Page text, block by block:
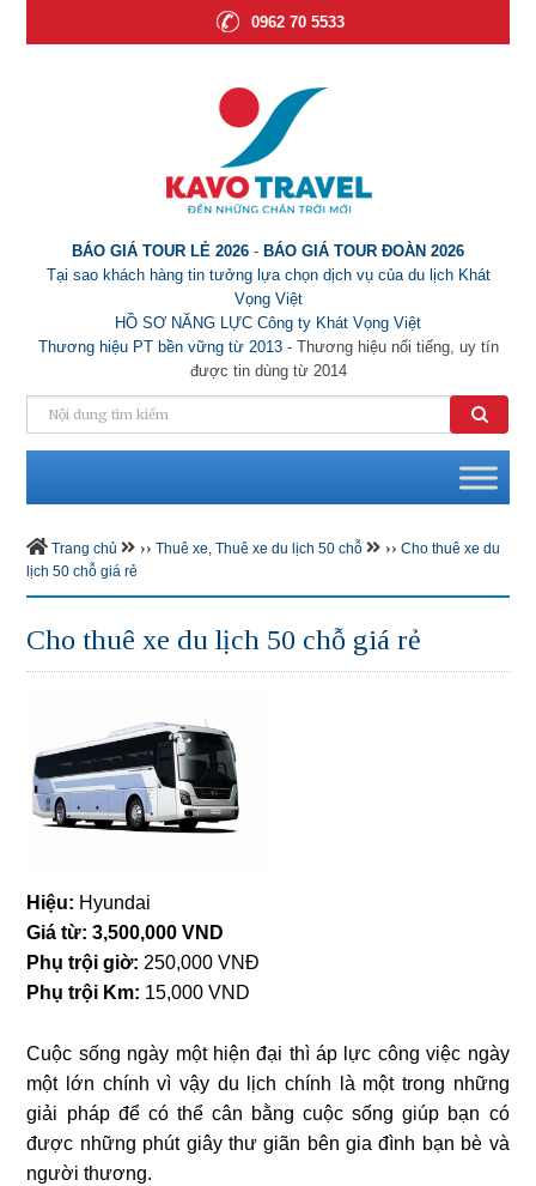
0962 70 5533
BÁO GIÁ TOUR LẺ 2026 - BÁO GIÁ TOUR ĐOÀN 2026
Tại sao khách hàng tin tưởng lựa chọn dịch vụ của du lịch Khát
Vọng Việt
HỒ SƠ NĂNG LỰC Công ty Khát Vọng Việt
Thương hiệu PT bền vững từ 2013- Thương hiệu nổi tiếng, uy tín
được tin dùng từ 2014
Trang chủ ›› Thuê xe,Thuê xe du lịch 50 chỗ ›› Cho thuê xe du
lịch 50 chỗ giá rẻ
Cho thuê xe du lịch 50 chỗ giá rẻ
Hiệu: Hyundai
Giá từ: 3,500,000 VND
Phụ trội giờ: 250,000 VNĐ
Phụ trội Km: 15,000 VND
Cuộc sống ngày một hiện đại thì áp lực công việc ngày
một lớn chính vì vậy du lịch chính là một trong những
giải pháp để có thể cân bằng cuộc sống giúp bạn có
được những phút giây thư giãn bên gia đình bạn bè và
người thương.